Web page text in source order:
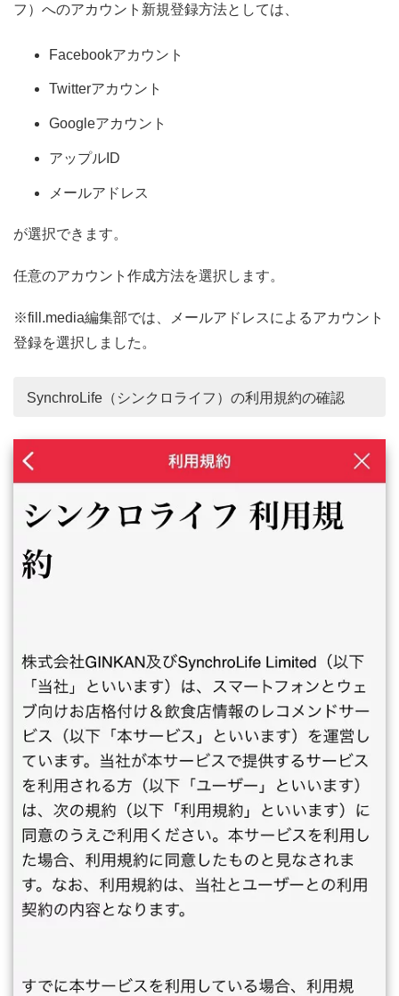
フ）へのアカウント新規登録方法としては、
Facebookアカウント
Twitterアカウント
Googleアカウント
アップルID
メールアドレス
が選択できます。
任意のアカウント作成方法を選択します。
※fill.media編集部では、メールアドレスによるアカウント
登録を選択しました。
SynchroLife（シンクロライフ）の利用規約の確認